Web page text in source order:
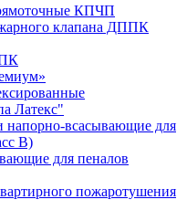
КПЧП
клапана ДППК
ПК
Латекс"
напорно-всасывающие для
В)
для пеналов
пожаротушения